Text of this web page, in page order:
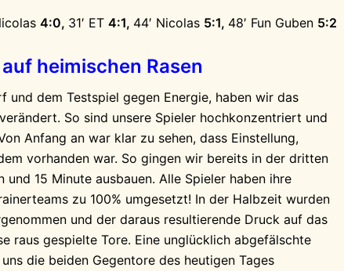
4:0, 31′ ET 4:1, 44′ Nicolas 5:1, 48′ Fun Guben 5:2
heimischen Rasen
und dem Testspiel gegen Energie, haben wir das
So sind unsere Spieler hochkonzentriert und
Anfang an war klar zu sehen, dass Einstellung,
vorhanden war. So gingen wir bereits in der dritten
15 Minute ausbauen. Alle Spieler haben ihre
zu 100% umgesetzt! In der Halbzeit wurden
und der daraus resultierende Druck auf das
raus gespielte Tore. Eine unglücklich abgefälschte
die beiden Gegentore des heutigen Tages